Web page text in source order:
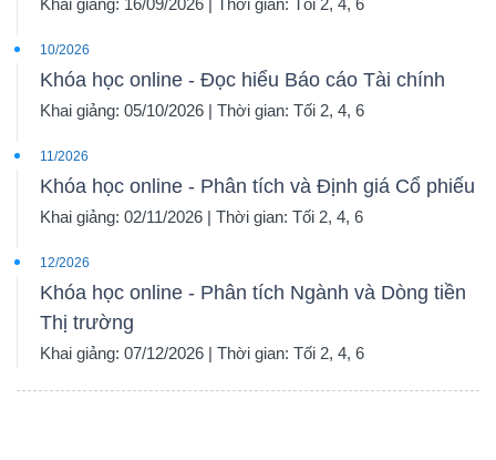
Khai giảng: 16/09/2026 | Thời gian: Tối 2, 4, 6
10/2026
Khóa học online - Đọc hiểu Báo cáo Tài chính
Khai giảng: 05/10/2026 | Thời gian: Tối 2, 4, 6
11/2026
Khóa học online - Phân tích và Định giá Cổ phiếu
Khai giảng: 02/11/2026 | Thời gian: Tối 2, 4, 6
12/2026
Khóa học online - Phân tích Ngành và Dòng tiền
Thị trường
Khai giảng: 07/12/2026 | Thời gian: Tối 2, 4, 6